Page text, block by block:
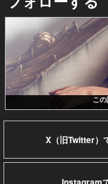
こ
X（旧Twitter）